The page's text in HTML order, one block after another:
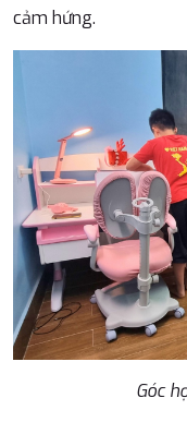
cảm hứng.
Góc